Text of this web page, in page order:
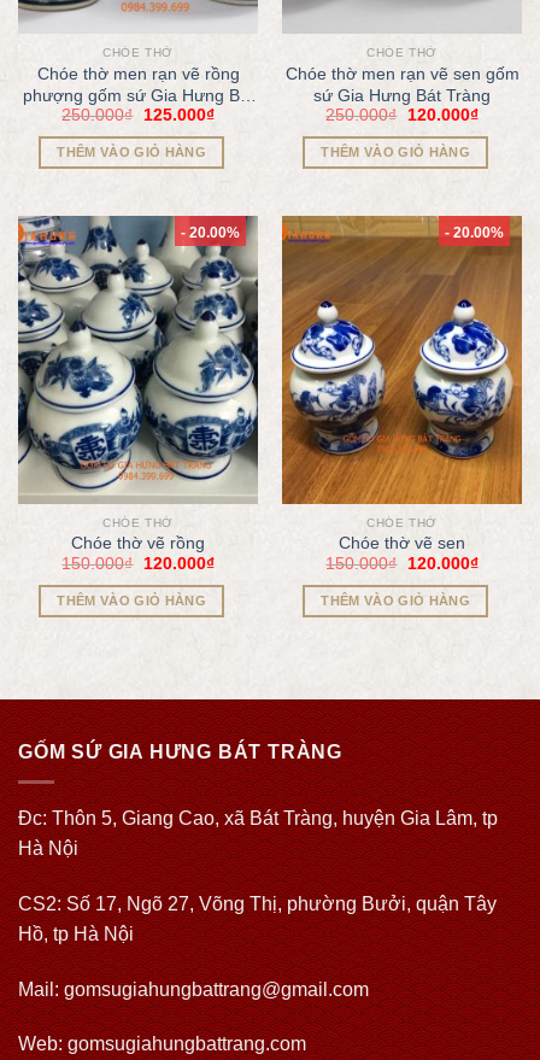
CHÓE THỜ
Chóe thờ men rạn vẽ rồng
phượng gốm sứ Gia Hưng Bát
Tràng
250.000₫ 125.000₫
THÊM VÀO GIỎ HÀNG
CHÓE THỜ
Chóe thờ men rạn vẽ sen gốm
sứ Gia Hưng Bát Tràng
250.000₫ 120.000₫
THÊM VÀO GIỎ HÀNG
- 20.00%
CHÓE THỜ
Chóe thờ vẽ rồng
150.000₫ 120.000₫
THÊM VÀO GIỎ HÀNG
- 20.00%
CHÓE THỜ
Chóe thờ vẽ sen
150.000₫ 120.000₫
THÊM VÀO GIỎ HÀNG
GỐM SỨ GIA HƯNG BÁT TRÀNG
Đc: Thôn 5, Giang Cao, xã Bát Tràng, huyện Gia Lâm, tp
Hà Nội
CS2: Số 17, Ngõ 27, Võng Thị, phường Bưởi, quận Tây
Hồ, tp Hà Nội
Mail: gomsugiahungbattrang@gmail.com
Web:gomsugiahungbattrang.com